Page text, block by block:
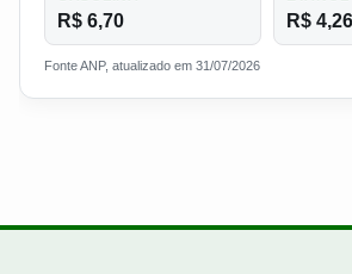
R$ 6,70 R$ 4,26
Fonte ANP, atualizado em 31/07/2026